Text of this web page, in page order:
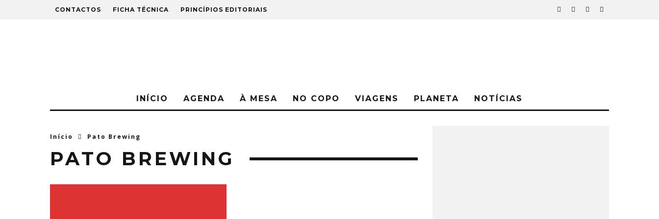
CONTACTOS FICHA TÉCNICA PRINCÍPIOS EDITORIAIS
INÍCIO AGENDA À MESA NO COPO VIAGENS PLANETA NOTÍCIAS
Início Pato Brewing
PATO BREWING